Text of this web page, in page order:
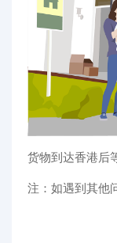
货物到达香港后
注：如遇到其他